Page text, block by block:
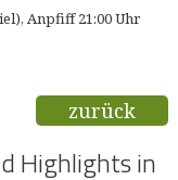
Anpfiff 21:00 Uhr
zurück
Highlights in